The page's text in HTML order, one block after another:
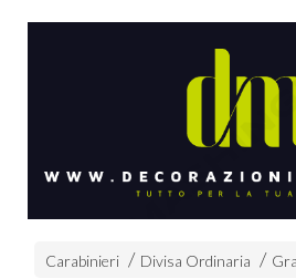
Carabinieri Divisa Ordinaria